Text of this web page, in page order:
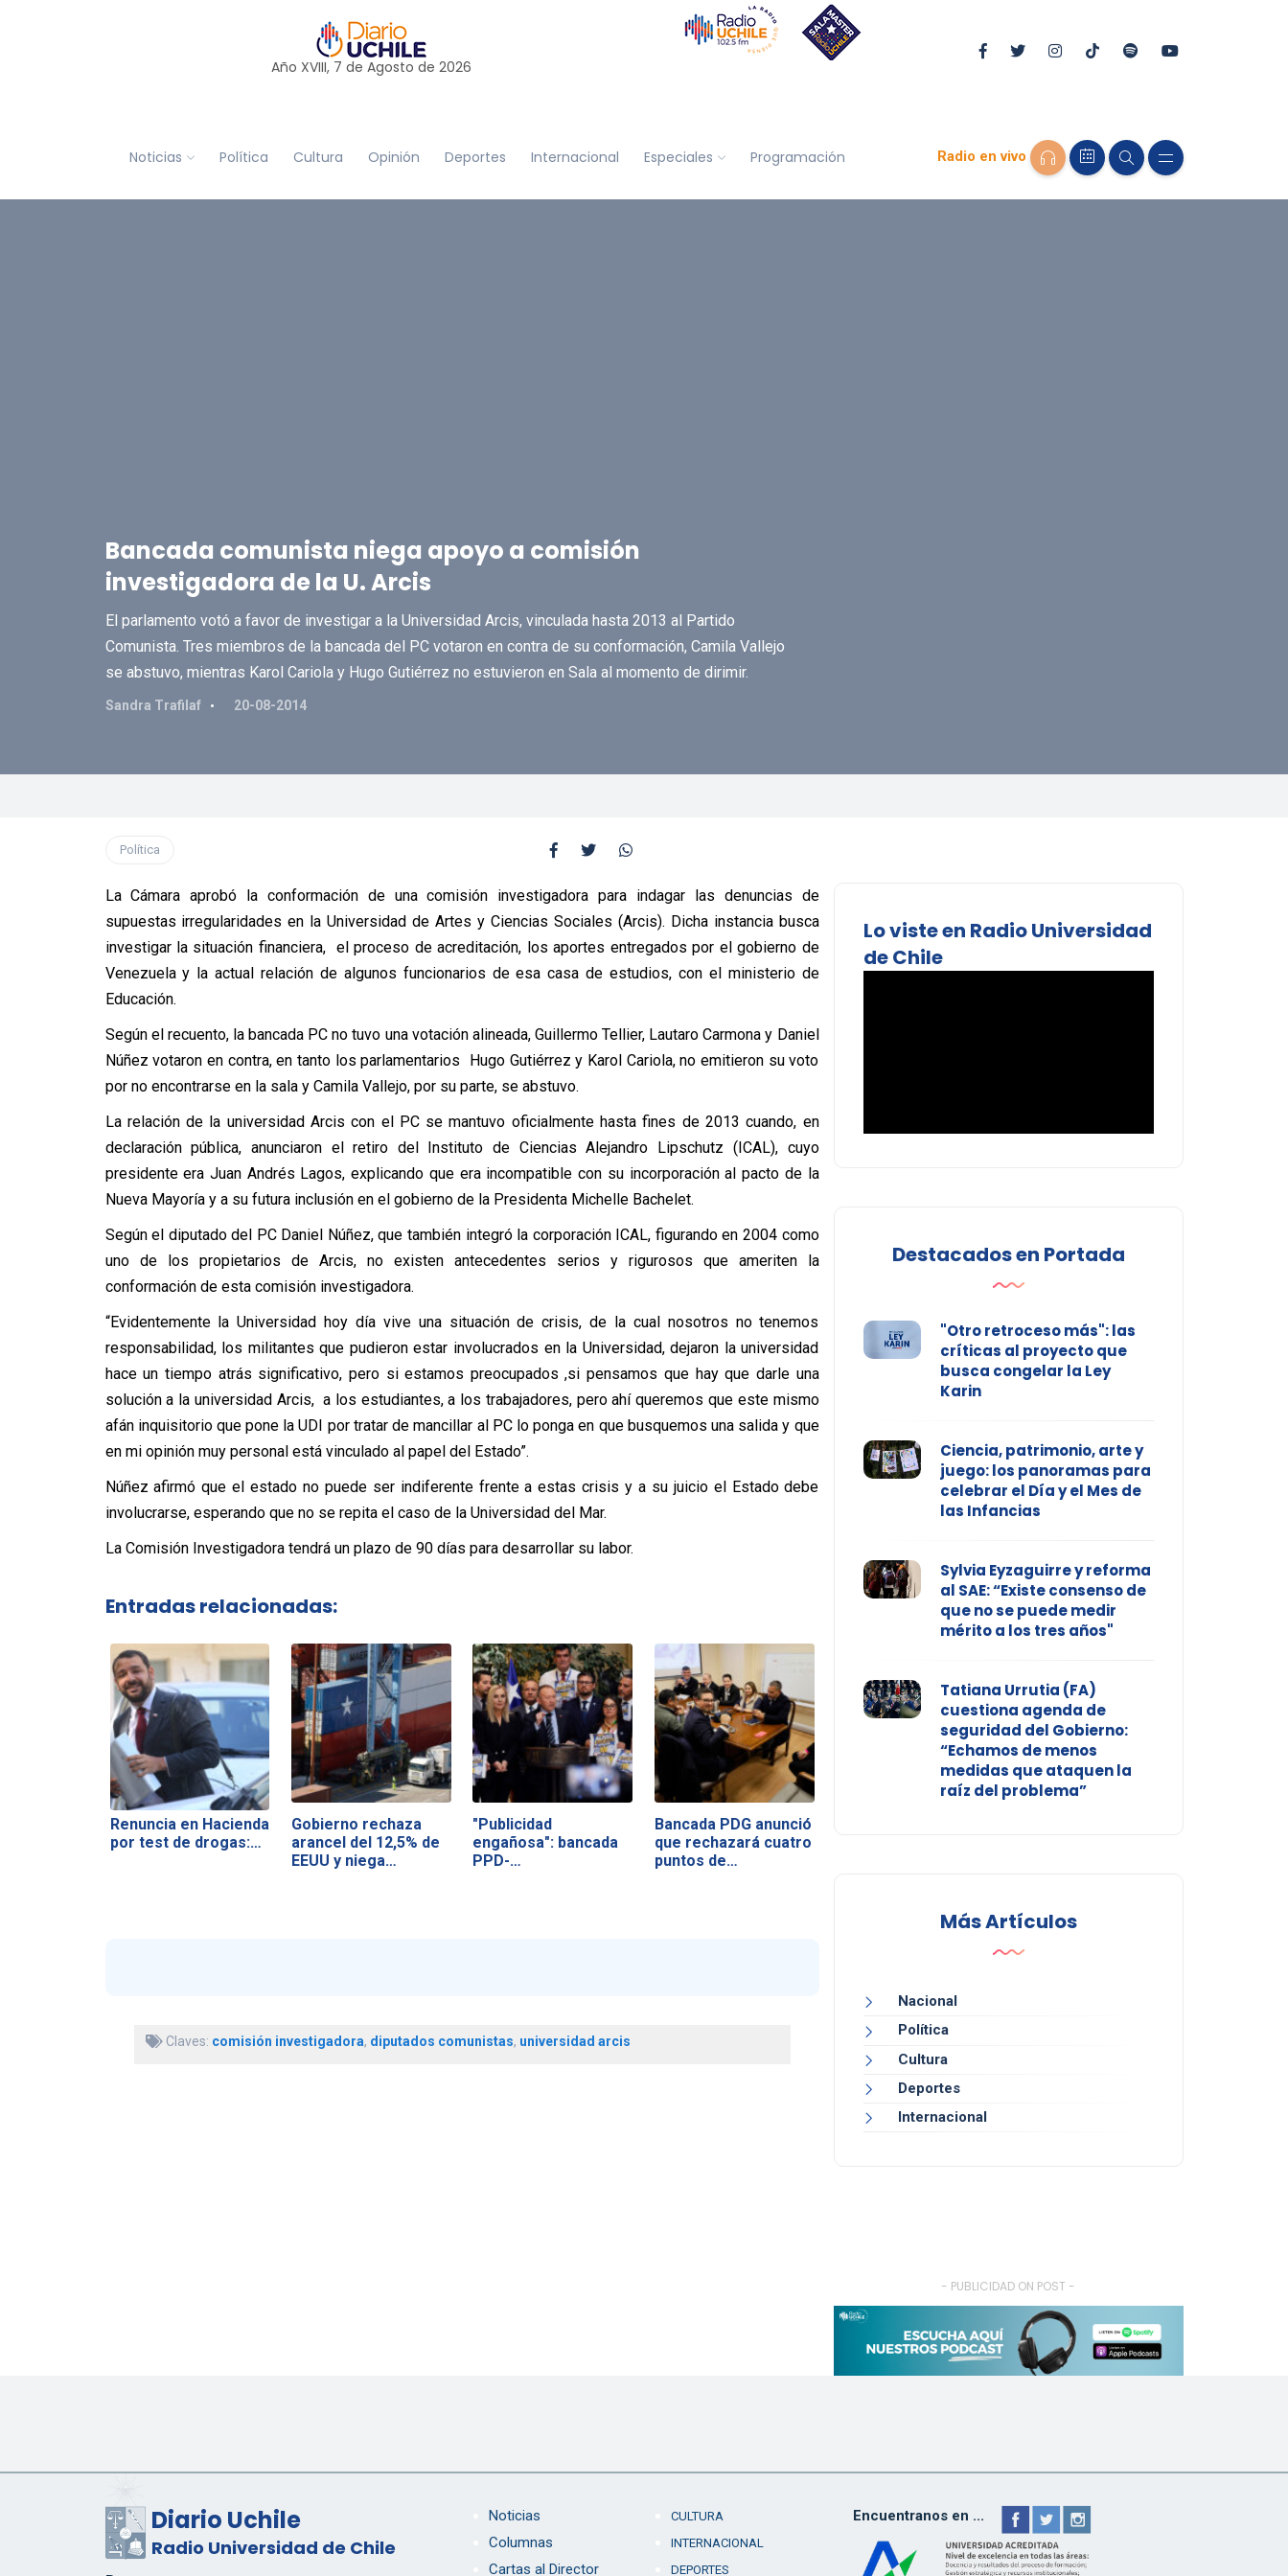
Año XVIII, 7 de Agosto de 2026
Noticias Política Cultura Opinión Deportes Internacional Especiales Programación Radio en vivo
Bancada comunista niega apoyo a comisión
investigadora de la U. Arcis
El parlamento votó a favor de investigar a la Universidad Arcis, vinculada hasta 2013 al Partido
Comunista. Tres miembros de la bancada del PC votaron en contra de su conformación, Camila Vallejo
se abstuvo, mientras Karol Cariola y Hugo Gutiérrez no estuvieron en Sala al momento de dirimir.
Sandra Trafilaf 20-08-2014
Política
La Cámara aprobó la conformación de una comisión investigadora para indagar las denuncias de
supuestas irregularidades en la Universidad de Artes y Ciencias Sociales (Arcis). Dicha instancia busca
investigar la situación financiera, el proceso de acreditación, los aportes entregados por el gobierno de
Venezuela y la actual relación de algunos funcionarios de esa casa de estudios, con el ministerio de
Educación.
Según el recuento, la bancada PC no tuvo una votación alineada, Guillermo Tellier, Lautaro Carmona y Daniel
Núñez votaron en contra, en tanto los parlamentarios Hugo Gutiérrez y Karol Cariola, no emitieron su voto
por no encontrarse en la sala y Camila Vallejo, por su parte, se abstuvo.
La relación de la universidad Arcis con el PC se mantuvo oficialmente hasta fines de 2013 cuando, en
declaración pública, anunciaron el retiro del Instituto de Ciencias Alejandro Lipschutz (ICAL), cuyo
presidente era Juan Andrés Lagos, explicando que era incompatible con su incorporación al pacto de la
Nueva Mayoría y a su futura inclusión en el gobierno de la Presidenta Michelle Bachelet.
Según el diputado del PC Daniel Núñez, que también integró la corporación ICAL, figurando en 2004 como
uno de los propietarios de Arcis, no existen antecedentes serios y rigurosos que ameriten la
conformación de esta comisión investigadora.
“Evidentemente la Universidad hoy día vive una situación de crisis, de la cual nosotros no tenemos
responsabilidad, los militantes que pudieron estar involucrados en la Universidad, dejaron la universidad
hace un tiempo atrás significativo, pero si estamos preocupados ,si pensamos que hay que darle una
solución a la universidad Arcis, a los estudiantes, a los trabajadores, pero ahí queremos que este mismo
afán inquisitorio que pone la UDI por tratar de mancillar al PC lo ponga en que busquemos una salida y que
en mi opinión muy personal está vinculado al papel del Estado”.
Núñez afirmó que el estado no puede ser indiferente frente a estas crisis y a su juicio el Estado debe
involucrarse, esperando que no se repita el caso de la Universidad del Mar.
La Comisión Investigadora tendrá un plazo de 90 días para desarrollar su labor.
Entradas relacionadas:
Renuncia en Hacienda
por test de drogas:…
Gobierno rechaza
arancel del 12,5% de
EEUU y niega…
"Publicidad
engañosa": bancada
PPD-
Bancada PDG anunció
que rechazará cuatro
puntos de…
Claves: comisión investigadora, diputados comunistas, universidad arcis
Lo viste en Radio Universidad
de Chile
Destacados en Portada
"Otro retroceso más": las
críticas al proyecto que
busca congelar la Ley
Karin
Ciencia, patrimonio, arte y
juego: los panoramas para
celebrar el Día y el Mes de
las Infancias
Sylvia Eyzaguirre y reforma
al SAE: “Existe consenso de
que no se puede medir
mérito a los tres años"
Tatiana Urrutia (FA)
cuestiona agenda de
seguridad del Gobierno:
“Echamos de menos
medidas que ataquen la
raíz del problema”
Más Artículos
Nacional
Política
Cultura
Deportes
Internacional
- PUBLICIDAD ON POST -
Diario Uchile
Radio Universidad de Chile
Noticias
Columnas
Cartas al Director
CULTURA
INTERNACIONAL
DEPORTES
Encuentranos en ...